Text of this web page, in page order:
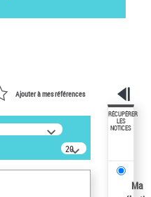
Ajouter à mes références
20
résultats/page
RÉCUPÉRER
LES
NOTICES
Ma